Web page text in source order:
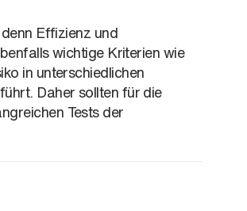
Effizienz und
wichtige Kriterien wie
in unterschiedlichen
Daher sollten für die
Tests der